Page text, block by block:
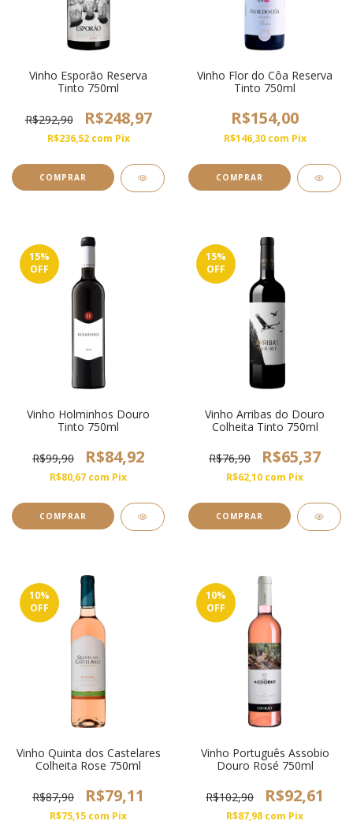
Vinho Esporão Reserva
Tinto 750ml
R$292,90 R$248,97
R$236,52 com Pix
Vinho Flor do Côa Reserva
Tinto 750ml
R$154,00
R$146,30 com Pix
15%
OFF
Vinho Holminhos Douro
Tinto 750ml
R$99,90 R$84,92
R$80,67 com Pix
15%
OFF
Vinho Arribas do Douro
Colheita Tinto 750ml
R$76,90 R$65,37
R$62,10 com Pix
10%
OFF
Vinho Quinta dos Castelares
Colheita Rose 750ml
R$87,90 R$79,11
R$75,15 com Pix
10%
OFF
Vinho Português Assobio
Douro Rosé 750ml
R$102,90 R$92,61
R$87,98 com Pix